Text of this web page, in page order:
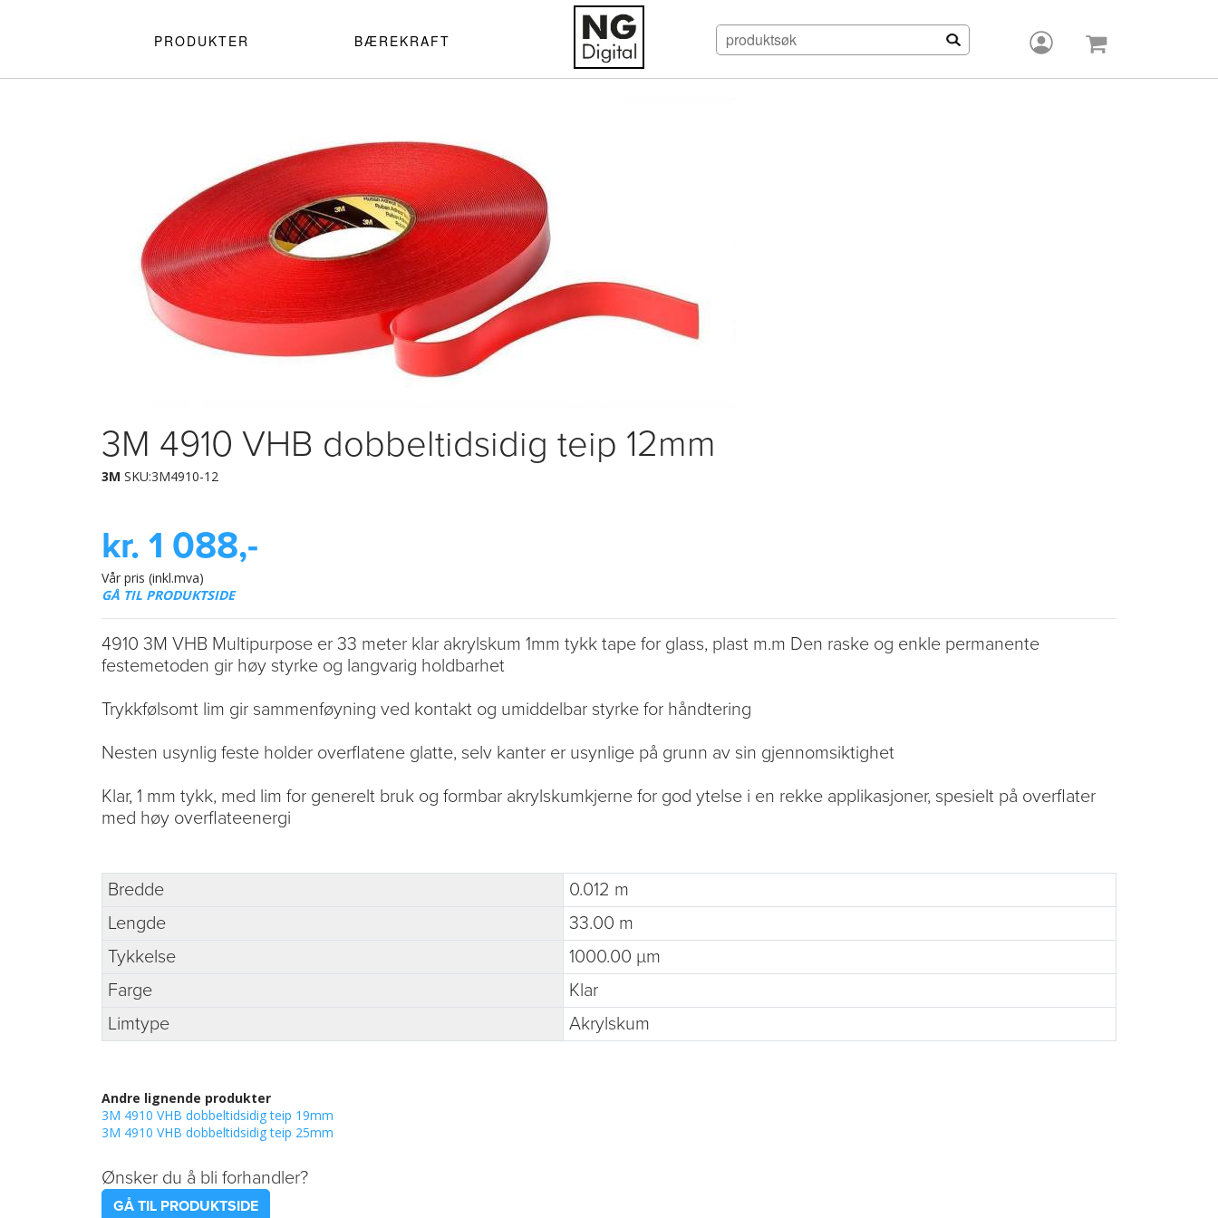
PRODUKTER BÆREKRAFT
3M 4910 VHB dobbeltidsidig teip 12mm
3M SKU:3M4910-12
kr. 1 088,-
Vår pris (inkl.mva)
GÅ TIL PRODUKTSIDE
4910 3M VHB Multipurpose er 33 meter klar akrylskum 1mm tykk tape for glass, plast m.m Den raske og enkle permanente
festemetoden gir høy styrke og langvarig holdbarhet
Trykkfølsomt lim gir sammenføyning ved kontakt og umiddelbar styrke for håndtering
Nesten usynlig feste holder overflatene glatte, selv kanter er usynlige på grunn av sin gjennomsiktighet
Klar, 1 mm tykk, med lim for generelt bruk og formbar akrylskumkjerne for god ytelse i en rekke applikasjoner, spesielt på overflater
med høy overflateenergi
Bredde
0.012 m
Lengde
33.00 m
Tykkelse
1000.00 µm
Farge
Klar
Limtype
Akrylskum
Andre lignende produkter
3M 4910 VHB dobbeltidsidig teip 19mm
3M 4910 VHB dobbeltidsidig teip 25mm
Ønsker du å bli forhandler?
GÅ TIL PRODUKTSIDE